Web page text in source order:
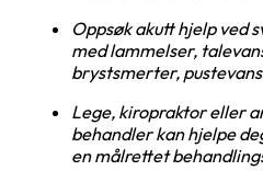
Oppsøk akutt hjelp ved
med lammelser,
brystsmerter,
Lege, kiropraktor eller
behandler kan hjelpe
en målrettet